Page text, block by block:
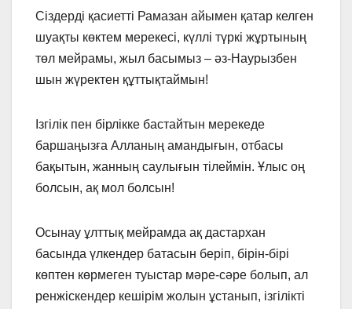
Сіздерді қасиетті Рамазан айымен қатар келген
шуақты көктем мерекесі, күллі түркі жұртының
төл мейрамы, жыл басымыз – әз-Наурызбен
шын жүректен құттықтаймын!
Ізгілік пен бірлікке бастайтын мерекеде
баршаңызға Алланың амандығын, отбасы
бақытын, жанның саулығын тілеймін. Ұлыс оң
болсын, ақ мол болсын!
Осынау ұлттық мейрамда ақ дастархан
басында үлкендер батасын беріп, бірін-бірі
көптен көрмеген туыстар мәре-сәре болып, ал
ренжіскендер кешірім жолын ұстанып, ізгілікті